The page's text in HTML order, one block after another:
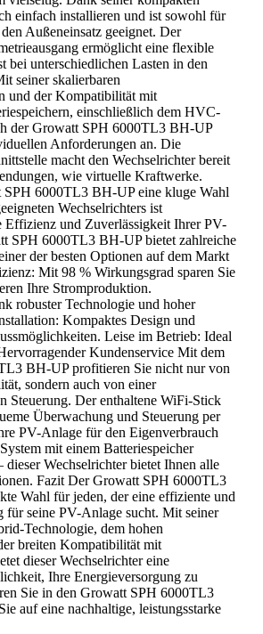
einfach installieren und ist sowohl für
Außeneinsatz geeignet. Der
ermöglicht eine flexible
bei unterschiedlichen Lasten in den
seiner skalierbaren
und der Kompatibilität mit
einschließlich dem HVC-
der Growatt SPH 6000TL3 BH-UP
Anforderungen an. Die
macht den Wechselrichter bereit
wie virtuelle Kraftwerke.
SPH 6000TL3 BH-UP eine kluge Wahl
Wechselrichters ist
Effizienz und Zuverlässigkeit Ihrer PV-
SPH 6000TL3 BH-UP bietet zahlreiche
der besten Optionen auf dem Markt
Mit 98 % Wirkungsgrad sparen Sie
Ihre Stromproduktion.
robuster Technologie und hoher
Kompaktes Design und
Leise im Betrieb: Ideal
Kundenservice Mit dem
BH-UP profitieren Sie nicht nur von
sondern auch von einer
Steuerung. Der enthaltene WiFi-Stick
Überwachung und Steuerung per
PV-Anlage für den Eigenverbrauch
mit einem Batteriespeicher
dieser Wechselrichter bietet Ihnen alle
Fazit Der Growatt SPH 6000TL3
Wahl für jeden, der eine effiziente und
für seine PV-Anlage sucht. Mit seiner
Technologie, dem hohen
breiten Kompatibilität mit
dieser Wechselrichter eine
Ihre Energieversorgung zu
Sie in den Growatt SPH 6000TL3
auf eine nachhaltige, leistungsstarke